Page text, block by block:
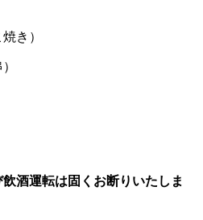
き）
酒運転は固くお断りいたしま